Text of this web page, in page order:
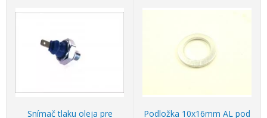
Snímač tlaku oleja pre
Podložka 10x16mm AL pod